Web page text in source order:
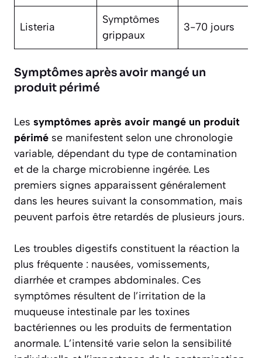
Listeria
Symptômes
grippaux
3-70 jours
Symptômes après avoir mangé un
produit périmé
Les symptômes après avoir mangé un produit
périmé se manifestent selon une chronologie
variable, dépendant du type de contamination
et de la charge microbienne ingérée. Les
premiers signes apparaissent généralement
dans les heures suivant la consommation, mais
peuvent parfois être retardés de plusieurs jours.
Les troubles digestifs constituent la réaction la
plus fréquente : nausées, vomissements,
diarrhée et crampes abdominales. Ces
symptômes résultent de l’irritation de la
muqueuse intestinale par les toxines
bactériennes ou les produits de fermentation
anormale. L’intensité varie selon la sensibilité